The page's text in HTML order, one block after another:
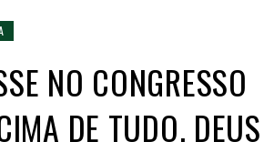
NO CONGRESSO
DE TUDO. DEUS